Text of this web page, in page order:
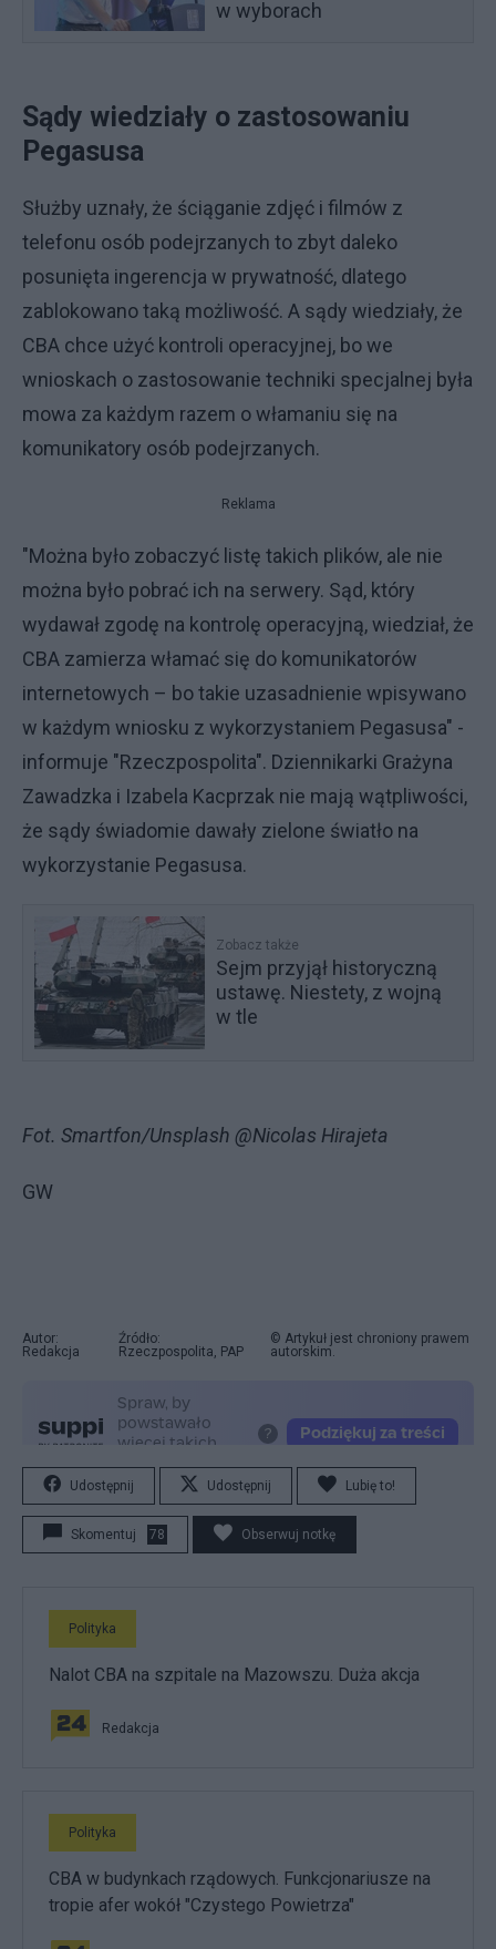
w wyborach
Sądy wiedziały o zastosowaniu
Pegasusa
Służby uznały, że ściąganie zdjęć i filmów z
telefonu osób podejrzanych to zbyt daleko
posunięta ingerencja w prywatność, dlatego
zablokowano taką możliwość. A sądy wiedziały, że
CBA chce użyć kontroli operacyjnej, bo we
wnioskach o zastosowanie techniki specjalnej była
mowa za każdym razem o włamaniu się na
komunikatory osób podejrzanych.
Reklama
"Można było zobaczyć listę takich plików, ale nie
można było pobrać ich na serwery. Sąd, który
wydawał zgodę na kontrolę operacyjną, wiedział, że
CBA zamierza włamać się do komunikatorów
internetowych – bo takie uzasadnienie wpisywano
w każdym wniosku z wykorzystaniem Pegasusa" -
informuje "Rzeczpospolita". Dziennikarki Grażyna
Zawadzka i Izabela Kacprzak nie mają wątpliwości,
że sądy świadomie dawały zielone światło na
wykorzystanie Pegasusa.
Zobacz także
Sejm przyjął historyczną
ustawę. Niestety, z wojną
w tle
Fot. Smartfon/Unsplash @Nicolas Hirajeta
GW
Autor:
Redakcja
Źródło:
Rzeczpospolita, PAP
© Artykuł jest chroniony prawem
autorskim.
Udostępnij Udostępnij Lubię to!
Skomentuj 78 Obserwuj notkę
Polityka
Nalot CBA na szpitale na Mazowszu. Duża akcja
Redakcja
Polityka
CBA w budynkach rządowych. Funkcjonariusze na
tropie afer wokół "Czystego Powietrza"